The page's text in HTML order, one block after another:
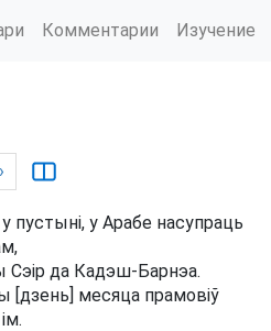
Комментарии Изучение
›
пустыні, у Арабе насупраць
Сэір да Кадэш-Барнэа.
[дзень] месяца прамовіў